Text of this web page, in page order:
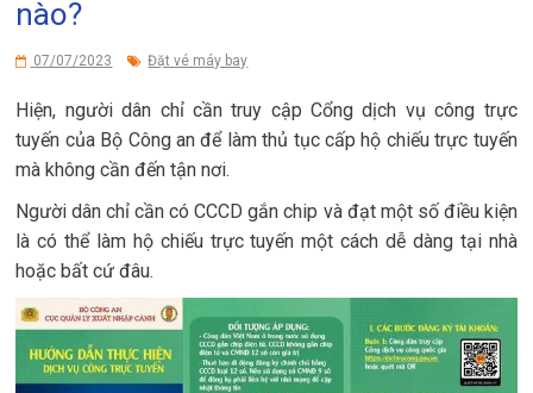
nào?
07/07/2023 Đặt vé máy bay
Hiện, người dân chỉ cần truy cập Cổng dịch vụ công trực
tuyến của Bộ Công an để làm thủ tục cấp hộ chiếu trực tuyến
mà không cần đến tận nơi.
Người dân chỉ cần có CCCD gắn chip và đạt một số điều kiện
là có thể làm hộ chiếu trực tuyến một cách dễ dàng tại nhà
hoặc bất cứ đâu.